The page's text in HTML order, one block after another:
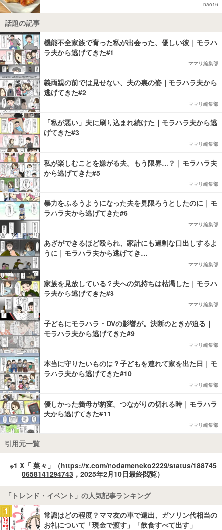
nao16
話題の記事
機能不全家族で育った私が出会った、優しい彼｜モラハ
ラ夫から逃げてきた#1
ママリ編集部
義両親の前では見せない、夫の裏の姿｜モラハラ夫から
逃げてきた#2
ママリ編集部
「私が悪い」夫に刷り込まれ続けた｜モラハラ夫から逃
げてきた#3
ママリ編集部
私が楽しむことを嫌がる夫。もう限界…？｜モラハラ夫
から逃げてきた#5
ママリ編集部
暴力をふるうようになった夫を見限ろうとしたのに｜モ
ラハラ夫から逃げてきた#6
ママリ編集部
あざができるほど殴られ、家計にも過剰な口出しするよ
うに｜モラハラ夫から逃げてき…
ママリ編集部
家族を見放している？夫への気持ちは枯渇した｜モラハ
ラ夫から逃げてきた#8
ママリ編集部
子どもにモラハラ・DVの影響が。決断のときが迫る｜
モラハラ夫から逃げてきた#9
ママリ編集部
本当に守りたいものは？子どもを連れて家を出た日｜モ
ラハラ夫から逃げてきた#10
ママリ編集部
優しかった義母が豹変。つながりの切れる時｜モラハラ
夫から逃げてきた#11
ママリ編集部
引用元一覧
※1 X「 菜々」（https://x.com/nodameneko2229/status/188745
0658141294743 ，2025年2月10日最終閲覧）
「トレンド・イベント」の人気記事ランキング
1
常識はどの程度？ママ友の車で遠出、ガソリン代相当の
お礼について「現金で渡す」「飲食すべて出す」